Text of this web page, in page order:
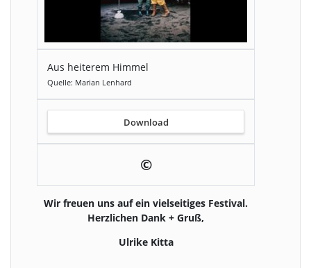
Aus heiterem Himmel
Quelle: Marian Lenhard
Download
©
Wir freuen uns auf ein vielseitiges Festival.
Herzlichen Dank + Gruß,
Ulrike Kitta